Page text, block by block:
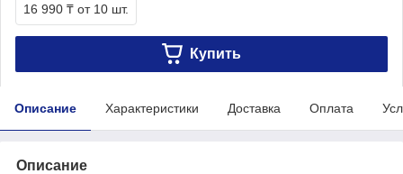
16 990 ₸ от 10 шт.
Купить
Описание Характеристики Доставка Оплата
Описание